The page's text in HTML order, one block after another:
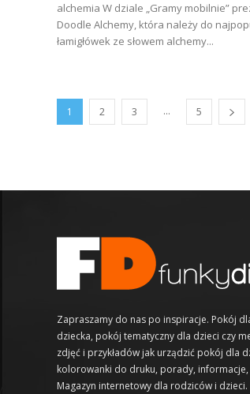
alchemia W dziale „Gramy mobilnie”
Doodle Alchemy, która należy do
łamigłówek ze słowem alchemy...
1 2 3 ... 5
Zapraszamy do nas po inspiracje. Pokój
dziecka, pokój tematyczny dla dzieci czy
zdjęć i przykładów jak urządzić pokój dla
kolorowanki do druku, porady, informacje,
Magazyn internetowy dla rodziców i